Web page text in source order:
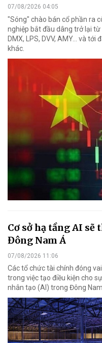
07/08/2026 04:05
"Sóng" chào bán cổ phần ra
nghiệp bắt đầu dâng trở lại
DMX, LPS, DVV, AMY... và
khác.
Cơ sở hạ tầng AI
Đông Nam Á
07/08/2026 11:06
Các tổ chức tài chính đóng
trong việc tạo điều kiện cho
nhân tạo (AI) trong Đông